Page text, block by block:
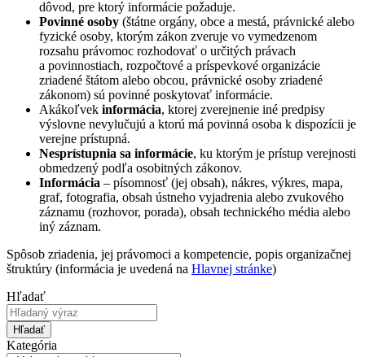
dôvod, pre ktorý informácie požaduje.
Povinné osoby (štátne orgány, obce a mestá, právnické alebo
fyzické osoby, ktorým zákon zveruje vo vymedzenom
rozsahu právomoc rozhodovať o určitých právach
a povinnostiach, rozpočtové a príspevkové organizácie
zriadené štátom alebo obcou, právnické osoby zriadené
zákonom) sú povinné poskytovať informácie.
Akákoľvek informácia, ktorej zverejnenie iné predpisy
výslovne nevylučujú a ktorú má povinná osoba k dispozícii je
verejne prístupná.
Nesprístupnia sa informácie, ku ktorým je prístup verejnosti
obmedzený podľa osobitných zákonov.
Informácia – písomnosť (jej obsah), nákres, výkres, mapa,
graf, fotografia, obsah ústneho vyjadrenia alebo zvukového
záznamu (rozhovor, porada), obsah technického média alebo
iný záznam.
Spôsob zriadenia, jej právomoci a kompetencie, popis organizačnej
štruktúry (informácia je uvedená na Hlavnej stránke)
Hľadať
Hľadať
Kategória